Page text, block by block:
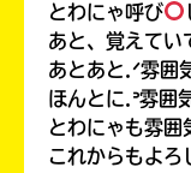
とわにゃ呼び
あと、覚えてい
あとあと.ᐟ雰囲
ほんとに.ᐣ雰囲
とわにゃも雰囲
これからもよろ